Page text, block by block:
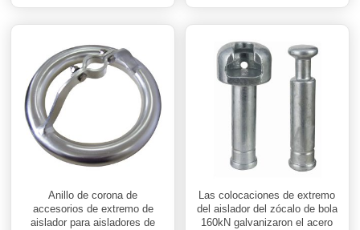
Anillo de corona de
accesorios de extremo de
aislador para aisladores de
Las colocaciones de extremo
del aislador del zócalo de bola
160kN galvanizaron el acero